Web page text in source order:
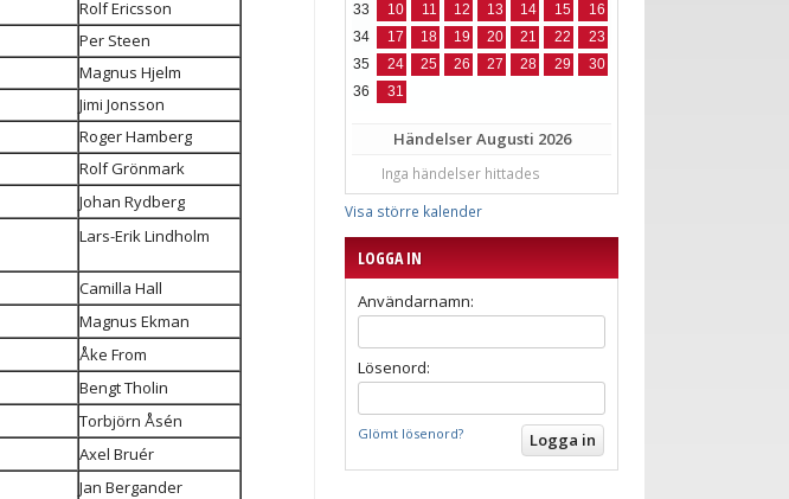
33
10 11 12 13 14 15
16
34
17 18 19 20 21 22
23
35
24 25 26 27 28 29
30
36
31
HändelserAugusti 2026
Inga händelser hittades
Visa större kalender
LOGGA IN
Användarnamn:
Lösenord:
Glömt lösenord?
Rolf Ericsson
Per Steen
Magnus Hjelm
Jimi Jonsson
Roger Hamberg
Rolf Grönmark
Johan Rydberg
Lars-Erik Lindholm
Camilla Hall
Magnus Ekman
Åke From
Bengt Tholin
Torbjörn Åsén
Axel Bruér
Jan Bergander